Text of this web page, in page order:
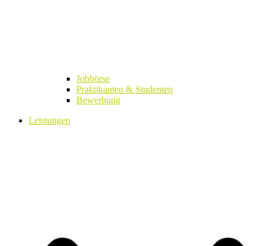
Jobbörse
Praktikanten & Studenten
Bewerbung
Leistungen